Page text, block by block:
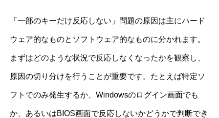
「一部のキーだけ反応しない」問題の原因は主にハード
ウェア的なものとソフトウェア的なものに分かれます。
まずはどのような状況で反応しなくなったかを観察し、
原因の切り分けを行うことが重要です。たとえば特定ソ
フトでのみ発生するか、Windowsのログイン画面でも
か、あるいはBIOS画面で反応しないかどうかで判断でき